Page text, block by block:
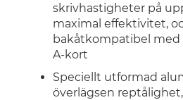
skrivhastigheter på
maximal effektivitet,
bakåtkompatibel med
A-kort
Speciellt utformad
överlägsen